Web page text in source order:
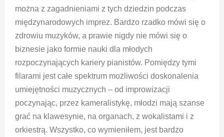
można z zagadnieniami z tych dziedzin podczas
międzynarodowych imprez. Bardzo rzadko mówi się o
zdrowiu muzyków, a prawie nigdy nie mówi się o
biznesie jako formie nauki dla młodych
rozpoczynających kariery pianistów. Pomiędzy tymi
filarami jest całe spektrum możliwości doskonalenia
umiejętności muzycznych – od improwizacji
poczynając, przez kameralistykę, młodzi mają szanse
grać na klawesynie, na organach, z wokalistami i z
orkiestrą. Wszystko, co wymieniłem, jest bardzo